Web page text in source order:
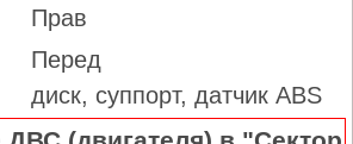
Прав
Перед
диск, суппорт, датчик ABS